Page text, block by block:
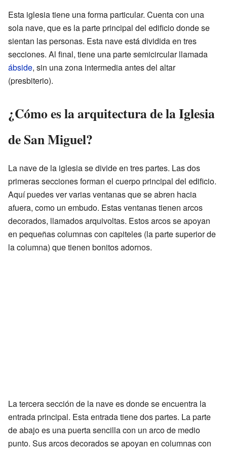
Esta iglesia tiene una forma particular. Cuenta con una
sola nave, que es la parte principal del edificio donde se
sientan las personas. Esta nave está dividida en tres
secciones. Al final, tiene una parte semicircular llamada
ábside, sin una zona intermedia antes del altar
(presbiterio).
¿Cómo es la arquitectura de la Iglesia
de San Miguel?
La nave de la iglesia se divide en tres partes. Las dos
primeras secciones forman el cuerpo principal del edificio.
Aquí puedes ver varias ventanas que se abren hacia
afuera, como un embudo. Estas ventanas tienen arcos
decorados, llamados arquivoltas. Estos arcos se apoyan
en pequeñas columnas con capiteles (la parte superior de
la columna) que tienen bonitos adornos.
La tercera sección de la nave es donde se encuentra la
entrada principal. Esta entrada tiene dos partes. La parte
de abajo es una puerta sencilla con un arco de medio
punto. Sus arcos decorados se apoyan en columnas con